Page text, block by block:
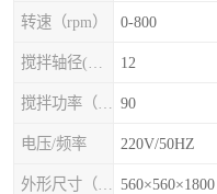
转速（rpm） 0-800
12
90
电压/频率 220V/50HZ
560×560×1800